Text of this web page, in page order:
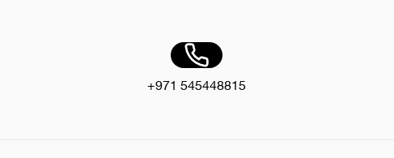
+971 545448815